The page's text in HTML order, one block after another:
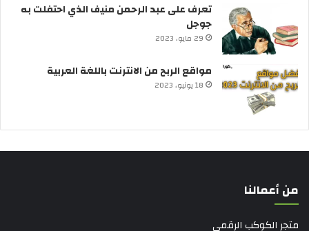
تعرف على عبد الرحمن منيف الذي احتفلت به
جوجل
29 مايو، 2023
مواقع الربح من الانترنت باللغة العربية
18 يونيو، 2023
من أعمالنا
متجر الكوكب الرقمي